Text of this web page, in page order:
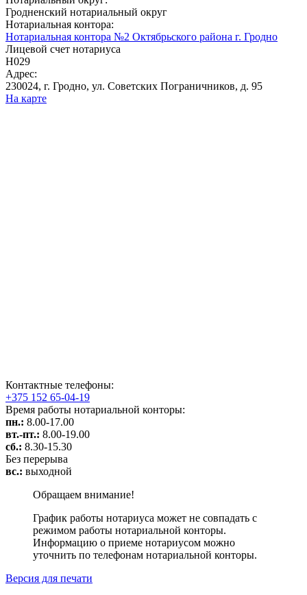
Гродненский нотариальный округ
Нотариальная контора:
Нотариальная контора №2 Октябрьского района г. Гродно
Лицевой счет нотариуса
Н029
Адрес:
230024, г. Гродно, ул. Советских Пограничников, д. 95
На карте
Контактные телефоны:
+375 152 65-04-19
Время работы нотариальной конторы:
пн.: 8.00-17.00
вт.-пт.: 8.00-19.00
сб.: 8.30-15.30
Без перерыва
вс.: выходной
Обращаем внимание!
График работы нотариуса может не совпадать с
режимом работы нотариальной конторы.
Информацию о приеме нотариусом можно
уточнить по телефонам нотариальной конторы.
Версия для печати